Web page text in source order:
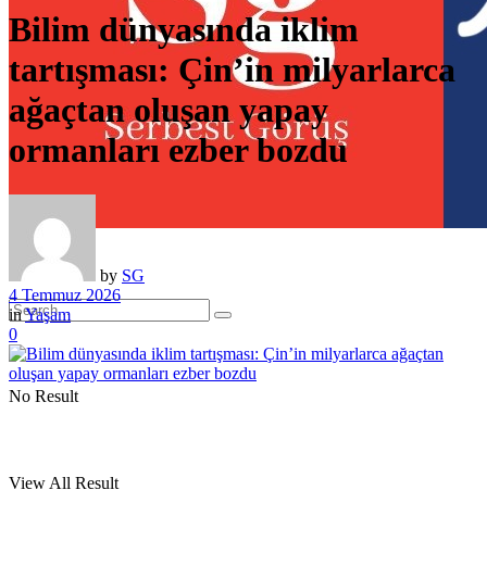
No Result
View All Result
Bilim dünyasında iklim
tartışması: Çin’in milyarlarca
ağaçtan oluşan yapay
ormanları ezber bozdu
by SG
4 Temmuz 2026
inYaşam
0